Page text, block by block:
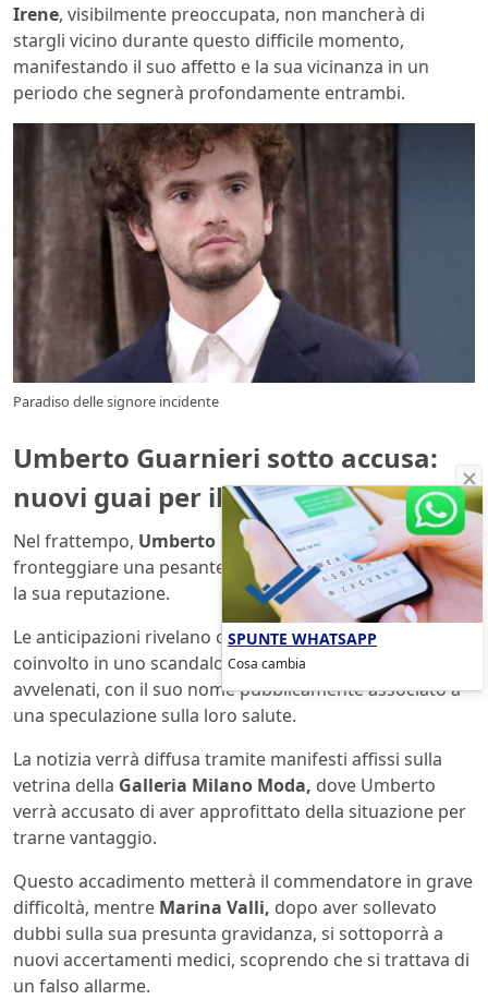
Irene, visibilmente preoccupata, non mancherà di
stargli vicino durante questo difficile momento,
manifestando il suo affetto e la sua vicinanza in un
periodo che segnerà profondamente entrambi.
Paradiso delle signore incidente
Umberto Guarnieri sotto accusa:
nuovi guai per il commendatore
Nel frattempo, Umberto Guarnierisi troverà a
fronteggiare una pesante accusa che metterà a rischio
la sua reputazione.
Le anticipazioni rivelano che il commendatore sarà
coinvolto in uno scandalo che riguarderà i bambini
avvelenati, con il suo nome pubblicamente associato a
una speculazione sulla loro salute.
La notizia verrà diffusa tramite manifesti affissi sulla
vetrina della Galleria Milano Moda, dove Umberto
verrà accusato di aver approfittato della situazione per
trarne vantaggio.
Questo accadimento metterà il commendatore in grave
difficoltà, mentre Marina Valli, dopo aver sollevato
dubbi sulla sua presunta gravidanza, si sottoporrà a
nuovi accertamenti medici, scoprendo che si trattava di
un falso allarme.
SPUNTE WHATSAPP
Cosa cambia